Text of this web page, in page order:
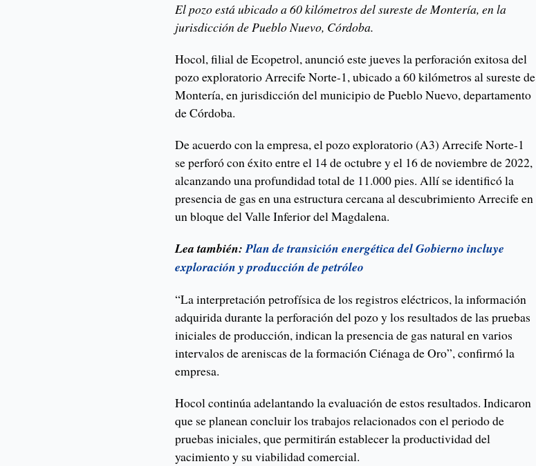
El pozo está ubicado a 60 kilómetros del sureste de Montería, en la
jurisdicción de Pueblo Nuevo, Córdoba.
Hocol, filial de Ecopetrol, anunció este jueves la perforación exitosa del
pozo exploratorio Arrecife Norte-1, ubicado a 60 kilómetros al sureste de
Montería, en jurisdicción del municipio de Pueblo Nuevo, departamento
de Córdoba.
De acuerdo con la empresa, el pozo exploratorio (A3) Arrecife Norte-1
se perforó con éxito entre el 14 de octubre y el 16 de noviembre de 2022,
alcanzando una profundidad total de 11.000 pies. Allí se identificó la
presencia de gas en una estructura cercana al descubrimiento Arrecife en
un bloque del Valle Inferior del Magdalena.
Lea también:Plan de transición energética del Gobierno incluye
exploración y producción de petróleo
“La interpretación petrofísica de los registros eléctricos, la información
adquirida durante la perforación del pozo y los resultados de las pruebas
iniciales de producción, indican la presencia de gas natural en varios
intervalos de areniscas de la formación Ciénaga de Oro”, confirmó la
empresa.
Hocol continúa adelantando la evaluación de estos resultados. Indicaron
que se planean concluir los trabajos relacionados con el periodo de
pruebas iniciales, que permitirán establecer la productividad del
yacimiento y su viabilidad comercial.